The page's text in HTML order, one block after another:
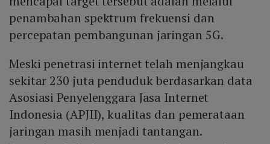
penambahan spektrum frekuensi dan
percepatan pembangunan jaringan 5G.
Meski penetrasi internet telah menjangkau
sekitar 230 juta penduduk berdasarkan data
Asosiasi Penyelenggara Jasa Internet
Indonesia (APJII), kualitas dan pemerataan
jaringan masih menjadi tantangan.